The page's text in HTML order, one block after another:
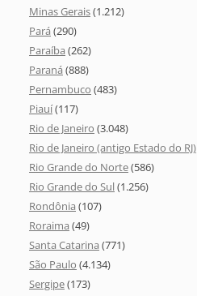
Minas Gerais(1.212)
Pará (290)
Paraíba (262)
Paraná (888)
Pernambuco (483)
Piauí(117)
Rio de Janeiro (3.048)
Rio de Janeiro (antigo Estado do RJ)
Rio Grande do Norte(586)
Rio Grande do Sul(1.256)
Rondônia (107)
Roraima (49)
Santa Catarina (771)
São Paulo (4.134)
Sergipe(173)